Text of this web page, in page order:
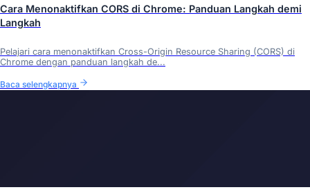
Cara Menonaktifkan CORS di Chrome: Panduan Langkah demi
Langkah
Pelajari cara menonaktifkan Cross-Origin Resource Sharing (CORS) di
Chrome dengan panduan langkah de...
Baca selengkapnya